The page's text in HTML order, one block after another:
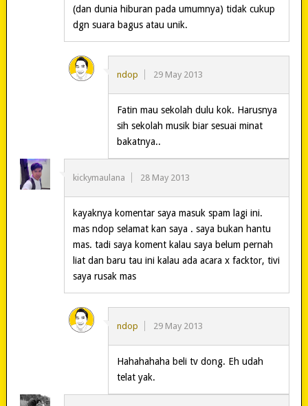
(dan dunia hiburan pada umumnya) tidak cukup
dgn suara bagus atau unik.
ndop 29 May 2013
Fatin mau sekolah dulu kok. Harusnya
sih sekolah musik biar sesuai minat
bakatnya..
kickymaulana 28 May 2013
kayaknya komentar saya masuk spam lagi ini.
mas ndop selamat kan saya . saya bukan hantu
mas. tadi saya koment kalau saya belum pernah
liat dan baru tau ini kalau ada acara x facktor, tivi
saya rusak mas
ndop 29 May 2013
Hahahahaha beli tv dong. Eh udah
telat yak.